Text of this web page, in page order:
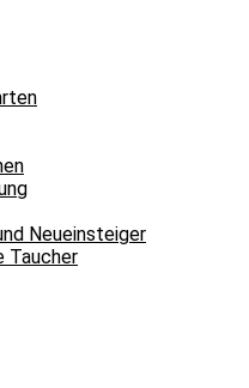
Neueinsteiger
Taucher